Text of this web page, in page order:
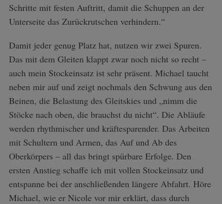
Schritte mit festen Auftritt, damit die Schuppen an der
Unterseite das Zurückrutschen verhindern.“
Damit jeder genug Platz hat, nutzen wir zwei Spuren.
Das mit dem Gleiten klappt zwar noch nicht so recht –
auch mein Stockeinsatz ist sehr präsent. Michael taucht
neben mir auf und zeigt nochmals den Schwung aus den
Beinen, die Belastung des Gleitskies und „nimm die
Stöcke nach oben, die brauchst du nicht“. Die Abläufe
werden rhythmischer und kräftesparender. Das Arbeiten
mit Schultern und Armen, das Auf und Ab des
Oberkörpers – all das bringt spürbare Erfolge. Den
ersten Anstieg schaffe ich mit vollen Stockeinsatz und
entspanne bei der anschließenden längere Abfahrt. Höre
Michael, wie er Nicole vor mir erklärt, dass durch